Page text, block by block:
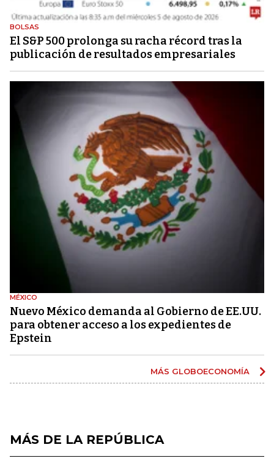
BOLSAS
El S&P 500 prolonga su racha récord tras la
publicación de resultados empresariales
MÉXICO
Nuevo México demanda al Gobierno de EE.UU.
para obtener acceso a los expedientes de
Epstein
MÁS GLOBOECONOMÍA
MÁS DE LA REPÚBLICA